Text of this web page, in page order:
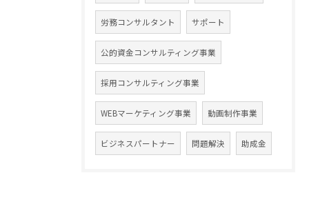
労務コンサルタント サポート
公的資金コンサルティング事業
採用コンサルティング事業
WEBマーケティング事業 動画制作事業
ビジネスパートナー 問題解決 助成金